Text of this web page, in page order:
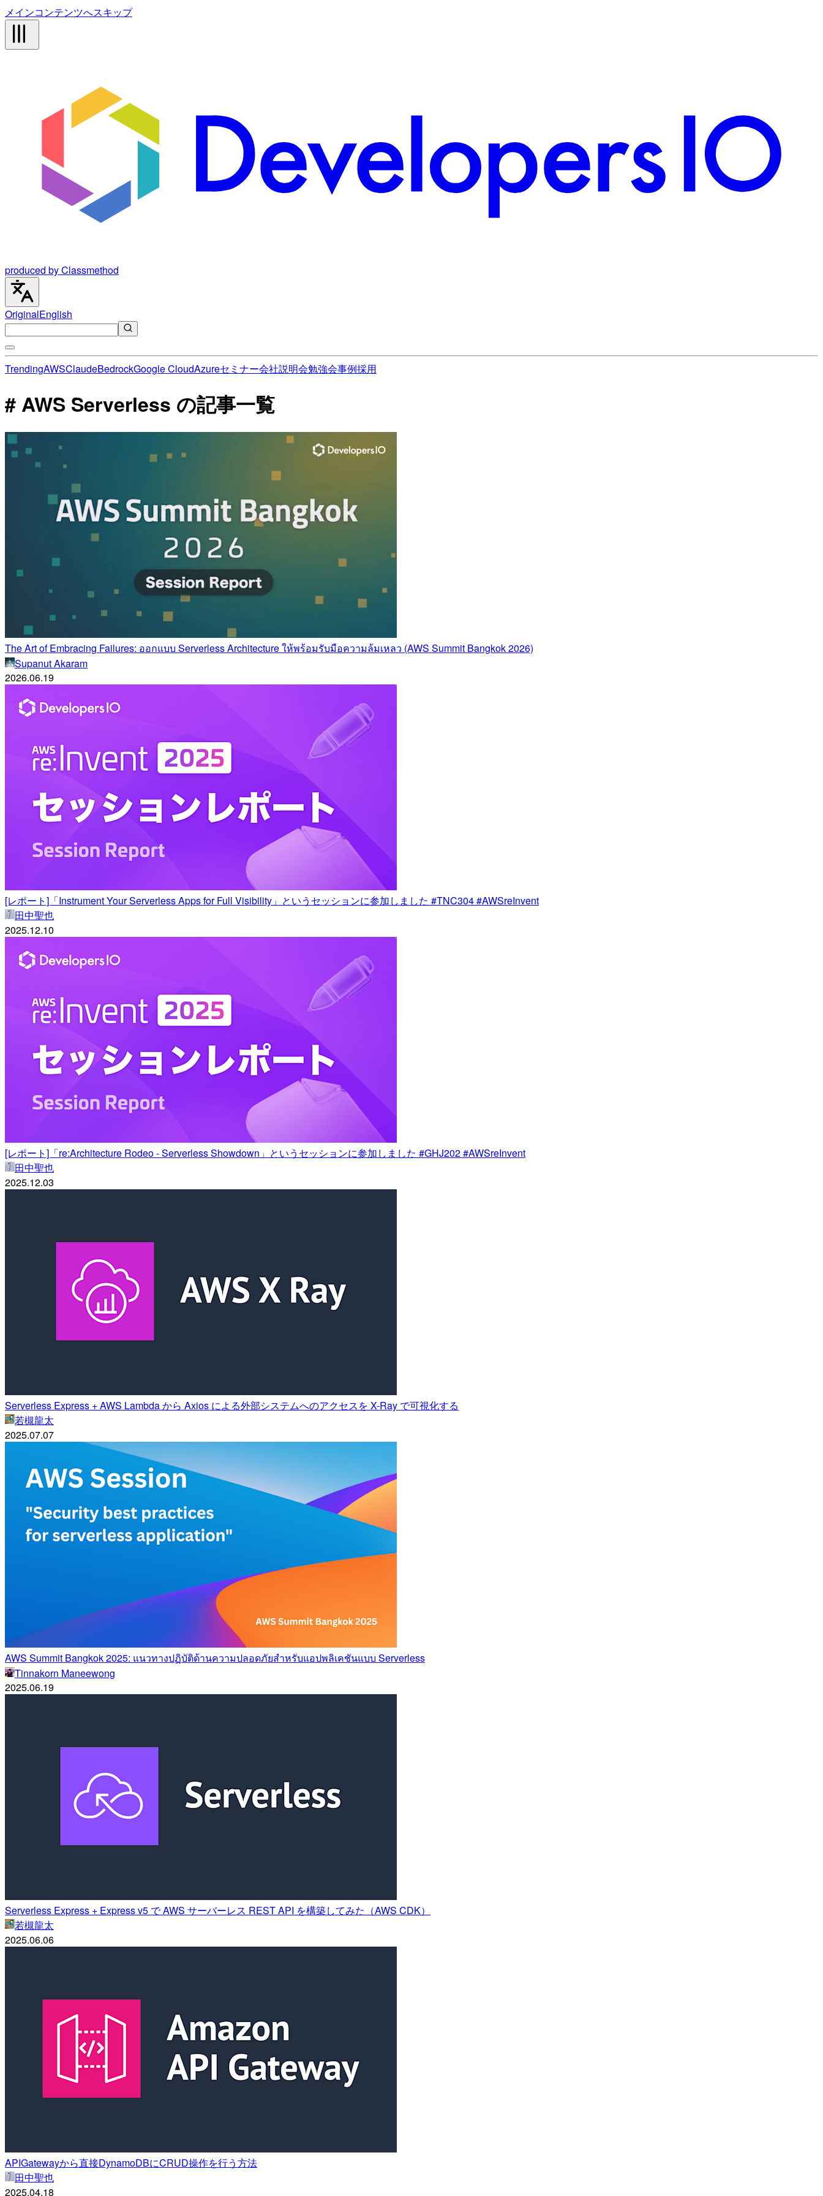
メインコンテンツへスキップ
produced by Classmethod
OriginalEnglish
TrendingAWSClaudeBedrockGoogle CloudAzureセミナー会社説明会勉強会事例採用
# AWS Serverless の記事一覧
The Art of Embracing Failures: ออกแบบ Serverless Architecture ให้พร้อมรับมือความล้มเหลว (AWS Summit Bangkok 2026)
Supanut Akaram
2026.06.19
[レポート]「Instrument Your Serverless Apps for Full Visibility」というセッションに参加しました #TNC304 #AWSreInvent
田中聖也
2025.12.10
[レポート]「re:Architecture Rodeo - Serverless Showdown」というセッションに参加しました #GHJ202 #AWSreInvent
田中聖也
2025.12.03
Serverless Express + AWS Lambda から Axios による外部システムへのアクセスを X-Ray で可視化する
若槻龍太
2025.07.07
AWS Summit Bangkok 2025: แนวทางปฏิบัติด้านความปลอดภัยสำหรับแอปพลิเคชันแบบ Serverless
Tinnakorn Maneewong
2025.06.19
Serverless Express + Express v5 で AWS サーバーレス REST API を構築してみた（AWS CDK）
若槻龍太
2025.06.06
APIGatewayから直接DynamoDBにCRUD操作を行う方法
田中聖也
2025.04.18